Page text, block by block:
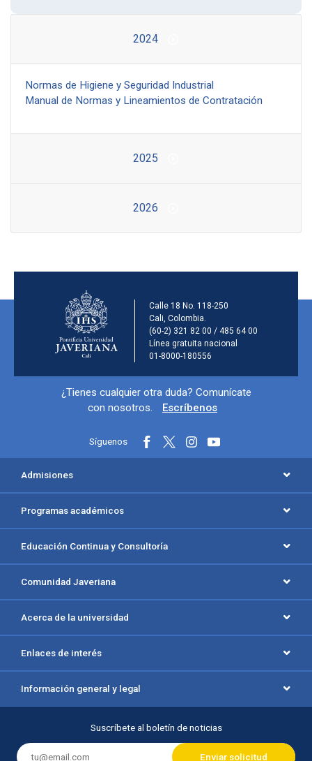
2024
Normas de Higiene y Seguridad Industrial
Manual de Normas y Lineamientos de Contratación
2025
2026
Información de la
Calle 18 No. 118-250
Cali, Colombia.
(60-2) 321 82 00 / 485 64 00
Línea gratuita nacional
01-8000-180556
Información y redes sociales
¿Tienes cualquier otra duda? Comunícate
con nosotros.
Escríbenos
Síguenos
Menú principal del footer
Admisiones
Programas académicos
Educación Continua y Consultoría
Comunidad Javeriana
Acerca de la universidad
Enlaces de interés
Información general y legal
Suscríbete al boletín de noticias